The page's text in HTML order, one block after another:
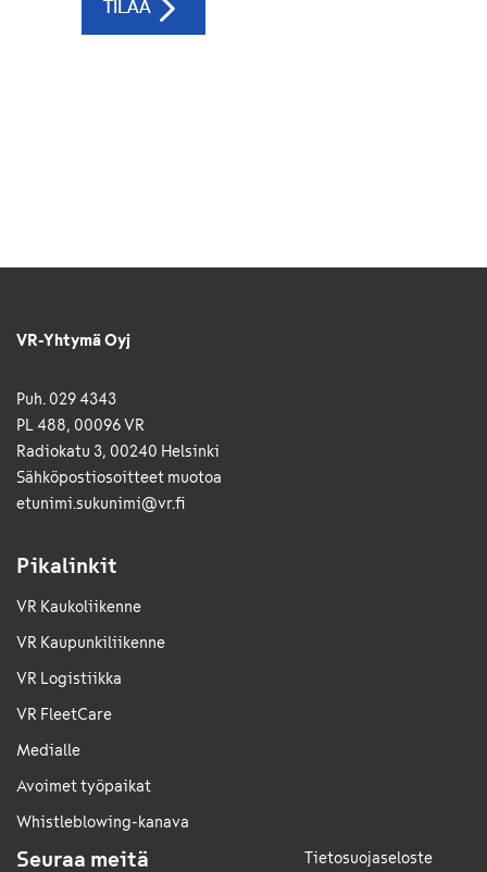
VR-Yhtymä Oyj
Puh. 029 4343
PL 488, 00096 VR
Radiokatu 3, 00240 Helsinki
Sähkö­posti­osoitteet muotoa
etunimi.sukunimi@vr.fi
Pikalinkit
VR Kaukoliikenne
VR Kaupunkiliikenne
VR Logistiikka
VR FleetCare
Medialle
Avoimet työpaikat
Whistleblowing-kanava
Seuraa meitä Tietosuojaseloste